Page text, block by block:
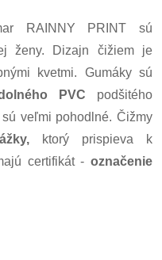
RAINNY PRINT sú
ženy. Dizajn čižiem je
kvetmi. Gumáky sú
PVC podšitého
veľmi pohodlné. Čižmy
ktorý prispieva k
certifikát - označenie